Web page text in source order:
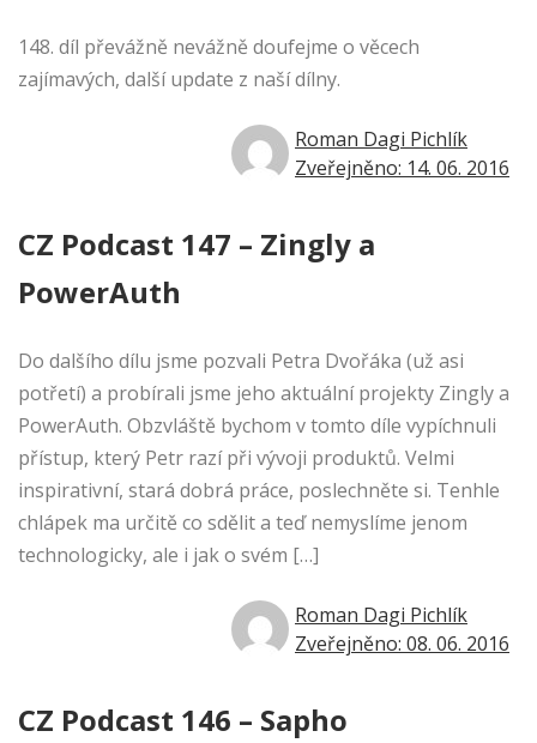
148. díl převážně nevážně doufejme o věcech
zajímavých, další update z naší dílny.
Roman Dagi Pichlík
Zveřejněno: 14. 06. 2016
CZ Podcast 147 – Zingly a
PowerAuth
Do dalšího dílu jsme pozvali Petra Dvořáka (už asi
potřetí) a probírali jsme jeho aktuální projekty Zingly a
PowerAuth. Obzvláště bychom v tomto díle vypíchnuli
přístup, který Petr razí při vývoji produktů. Velmi
inspirativní, stará dobrá práce, poslechněte si. Tenhle
chlápek ma určitě co sdělit a teď nemyslíme jenom
technologicky, ale i jak o svém […]
Roman Dagi Pichlík
Zveřejněno: 08. 06. 2016
CZ Podcast 146 – Sapho